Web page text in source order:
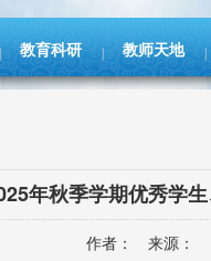
教育科研 教师天地
年秋季学期优秀学
作者： 来源：